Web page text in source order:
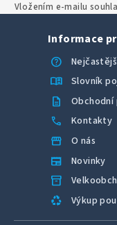
Vložením e-mailu
Informace
help
menu_book Slovník
description Obchodní
call Kontakty
storefront O nás
newspaper Novinky
inventory_2
recycling Výkup